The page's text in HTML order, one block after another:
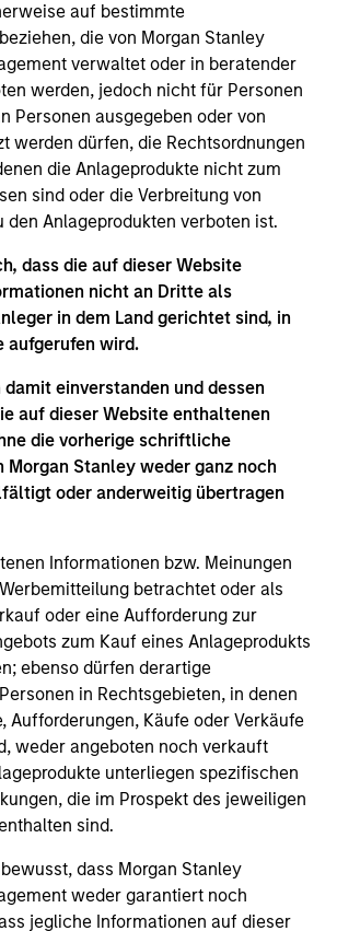
auf bestimmte
die von Morgan Stanley
verwaltet oder in beratender
werden, jedoch nicht für Personen
Personen ausgegeben oder von
werden dürfen, die Rechtsordnungen
die Anlageprodukte nicht zum
sind oder die Verbreitung von
den Anlageprodukten verboten ist.
dass die auf dieser Website
nicht an Dritte als
in dem Land gerichtet sind, in
aufgerufen wird.
einverstanden und dessen
auf dieser Website enthaltenen
die vorherige schriftliche
Morgan Stanley weder ganz noch
oder anderweitig übertragen
Informationen bzw. Meinungen
betrachtet oder als
oder eine Aufforderung zur
zum Kauf eines Anlageprodukts
ebenso dürfen derartige
in Rechtsgebieten, in denen
Aufforderungen, Käufe oder Verkäufe
weder angeboten noch verkauft
unterliegen spezifischen
die im Prospekt des jeweiligen
sind.
dass Morgan Stanley
weder garantiert noch
jegliche Informationen auf dieser
teachers currently. It has over 13
in offering bilingual K-12
in China, covering pre-school,
and high school courses.
Opportunities
View Site
Private Equity Asia
The above is provided for informational
only. There is no guarantee that
resulted in positive performance
or will perform well in the future (for
their respective owners. The information
not been authorized, sponsored, or
by such owners. By clicking on any
agree that you are navigating to a
are providing these hyperlinks to you
and the inclusion of any hyperlink is
any endorsement, approval,
or monitoring by us of any
in any hyperlinked site. In no event
for the information contained on
of such site.